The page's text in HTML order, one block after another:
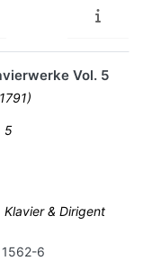
Vol. 5
5
Klavier & Dirigent
6